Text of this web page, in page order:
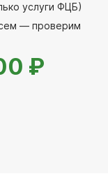
услуги ФЦБ)
— проверим
₽